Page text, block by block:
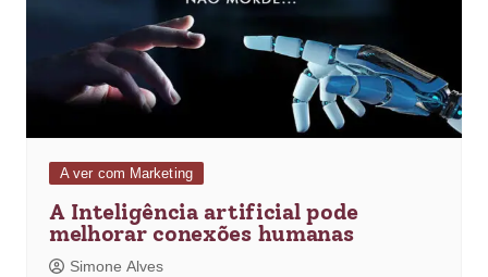
A ver com Marketing
A Inteligência artificial pode
melhorar conexões humanas
Simone Alves